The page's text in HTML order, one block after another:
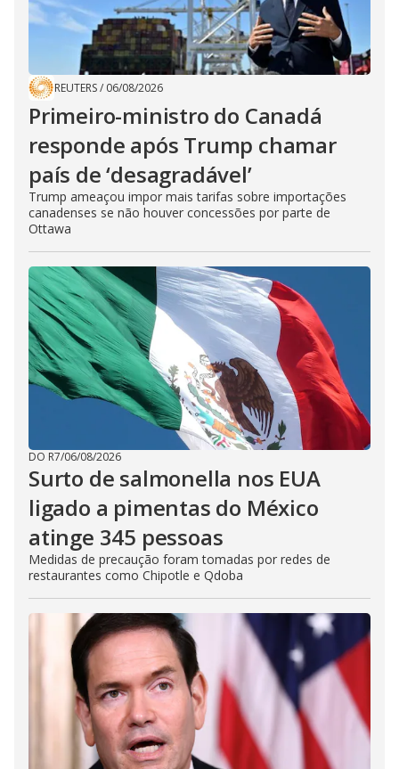
REUTERS/ 06/08/2026
Primeiro-ministro do Canadá
responde após Trump chamar
país de ‘desagradável’
Trump ameaçou impor mais tarifas sobre importações
canadenses se não houver concessões por parte de
Ottawa
DO R7/06/08/2026
Surto de salmonella nos EUA
ligado a pimentas do México
atinge 345 pessoas
Medidas de precaução foram tomadas por redes de
restaurantes como Chipotle e Qdoba